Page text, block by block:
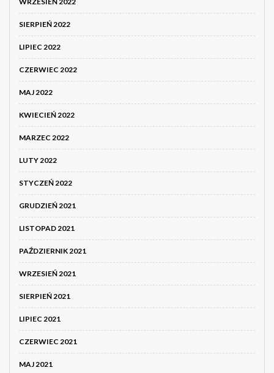
SIERPIEŃ 2022
LIPIEC 2022
CZERWIEC 2022
MAJ 2022
KWIECIEŃ 2022
MARZEC 2022
LUTY 2022
STYCZEŃ 2022
GRUDZIEŃ 2021
LISTOPAD 2021
PAŹDZIERNIK 2021
WRZESIEŃ 2021
SIERPIEŃ 2021
LIPIEC 2021
CZERWIEC 2021
MAJ 2021